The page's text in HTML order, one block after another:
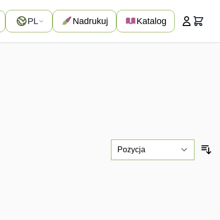
Język
PL Nadrukuj Katalog Koszyk